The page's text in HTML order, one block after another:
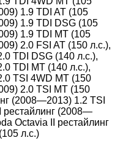
1.9 TDI AT (105
1.9 TDI DSG (105
1.9 TDI MT (105
2.0 FSI AT (150 л.с.),
TDI DSG (140 л.с.),
TDI MT (140 л.с.),
TSI 4WD MT (150
2.0 TSI MT (150
(2008—2013) 1.2 TSI
рестайлинг (2008—
Octavia II рестайлинг
л.с.)